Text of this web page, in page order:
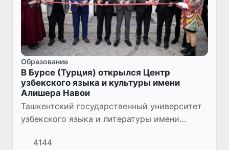
Образование
В Бурсе (Турция) открылся Центр
узбекского языка и культуры имени
Алишера Навои
Ташкентский государственный университет
узбекского языка и литературы имени
Алишера Навои установил тесные связи
сотрудничества со многими научными
4144